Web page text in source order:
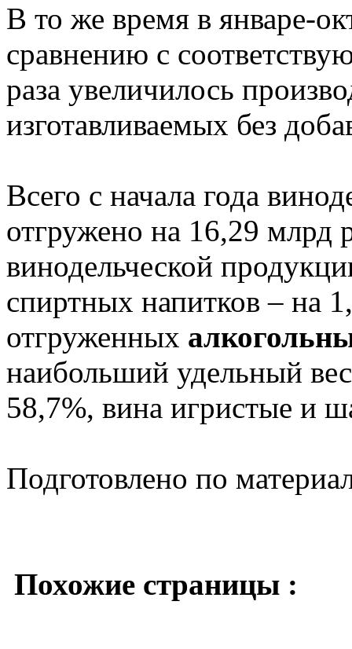
В то же время в январе-
сравнению с
раза увеличилось
изготавливаемых без
Всего с начала года
отгружено на 16,29 млрд
винодельческой
спиртных напитков – на
отгруженных
наибольший удельный
58,7%, вина игристые и
Подготовлено по
Похожие страницы :